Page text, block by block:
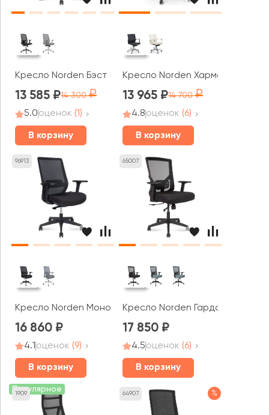
Кресло Norden Бэст LB / Best LB черный пластик
13 585 14 300
5.0оценок (1)
В корзину
Кресло Norden Харман LB
13 965 14 700
4.8оценок (6)
В корзину
96913
Кресло Norden Моно / Mono black LB
16 860
4.1 оценок (9)
В корзину
65007
Кресло Norden Гарда LB
17 850
4.5оценок (6)
В корзину
1909
Популярное 64907 %